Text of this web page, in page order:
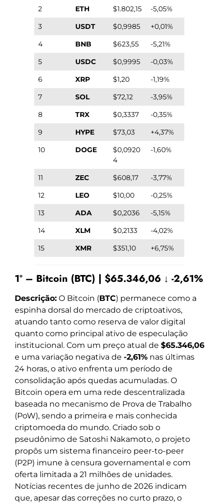
2 ETH $1.802,15
-5,05%
3
USDT $0,9985
+0,01%
4
BNB $623,55
-5,21%
5
USDC $0,9995
-0,03%
6
XRP $1,20
-1,19%
7
SOL $72,12
-3,95%
8
TRX $0,3337
-0,35%
9
HYPE $73,03
+4,37%
10
DOGE
$0,0920
4
-1,60%
11 ZEC $608,17
-3,77%
12
LEO $10,00
-0,25%
13
ADA $0,2036
-5,15%
14
XLM $0,2133
-4,02%
15
XMR $351,10 +6,75%
1º – Bitcoin (BTC) | $65.346,06 ↓ -2,61%
Descrição: O Bitcoin (BTC) permanece como a
espinha dorsal do mercado de criptoativos,
atuando tanto como reserva de valor digital
quanto como principal ativo de especulação
institucional. Com um preço atual de $65.346,06
e uma variação negativa de -2,61% nas últimas
24 horas, o ativo enfrenta um período de
consolidação após quedas acumuladas. O
Bitcoin opera em uma rede descentralizada
baseada no mecanismo de Prova de Trabalho
(PoW), sendo a primeira e mais conhecida
criptomoeda do mundo. Criado sob o
pseudônimo de Satoshi Nakamoto, o projeto
propôs um sistema financeiro peer-to-peer
(P2P) imune à censura governamental e com
oferta limitada a 21 milhões de unidades.
Notícias recentes de junho de 2026 indicam
que, apesar das correções no curto prazo, o